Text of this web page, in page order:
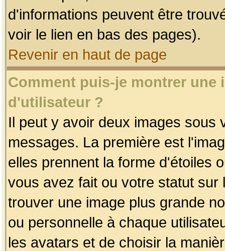
d'informations peuvent être
voir le lien en bas des pages).
Revenir en haut de page
Comment puis-je montrer une
d'utilisateur ?
Il peut y avoir deux images sous
messages. La première est
elles prennent la forme d'étoiles
vous avez fait ou votre statut
trouver une image plus grande
ou personnelle à chaque
les avatars et de choisir la